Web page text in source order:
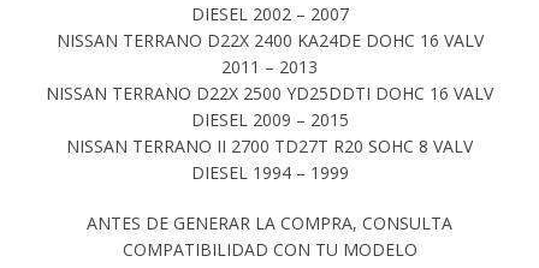
DIESEL 2002 – 2007
NISSAN TERRANO D22X 2400 KA24DE DOHC 16 VALV
2011 – 2013
NISSAN TERRANO D22X 2500 YD25DDTI DOHC 16 VALV
DIESEL 2009 – 2015
NISSAN TERRANO II 2700 TD27T R20 SOHC 8 VALV
DIESEL 1994 – 1999
ANTES DE GENERAR LA COMPRA, CONSULTA
COMPATIBILIDAD CON TU MODELO